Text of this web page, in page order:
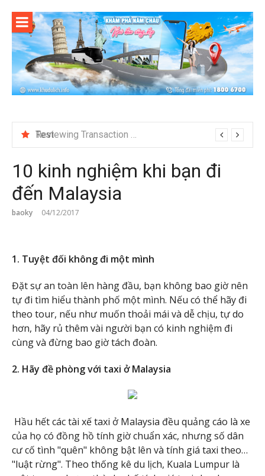
content
Test
10 kinh nghiệm khi bạn đi
đến Malaysia
baoky 04/12/2017
1. Tuyệt đối không đi một mình
Đặt sự an toàn lên hàng đầu, bạn không bao giờ nên
tự đi tìm hiểu thành phố một mình. Nếu có thể hãy đi
theo tour, nếu như muốn thoải mái và dễ chịu, tự do
hơn, hãy rủ thêm vài người bạn có kinh nghiệm đi
cùng và đừng bao giờ tách đoàn.
2. Hãy đề phòng với taxi ở Malaysia
Hầu hết các tài xế taxi ở Malaysia đều quảng cáo là xe
của họ có đồng hồ tính giờ chuẩn xác, nhưng số dân
cư cố tình "quên" không bật lên và tính giá taxi theo…
"luật rừng". Theo thống kê du lịch, Kuala Lumpur là